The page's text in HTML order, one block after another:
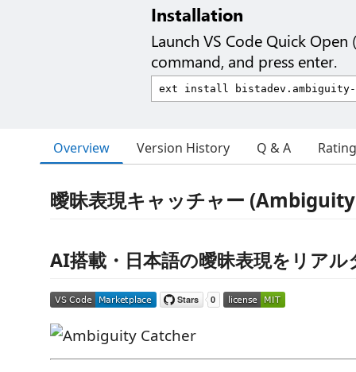
Installation
Launch VS Code Quick Open (
command, and press enter.
Overview Version History Q & A
曖昧表現キャッチャー
AI搭載・日本語の曖昧表現をリアル